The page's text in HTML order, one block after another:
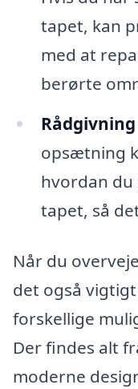
tapet, kan
med at
berørte
opsætning
hvordan
tapet, så
Når du
det også
forskellige
Der findes alt
moderne